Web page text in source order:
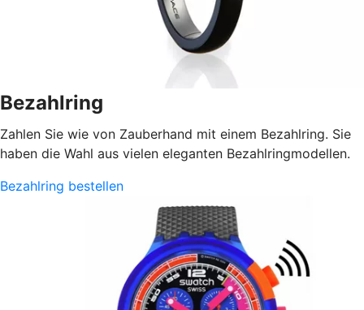
Bezahlring
Zahlen Sie wie von Zauberhand mit einem Bezahlring. Sie
haben die Wahl aus vielen eleganten Bezahlringmodellen.
Bezahlring bestellen